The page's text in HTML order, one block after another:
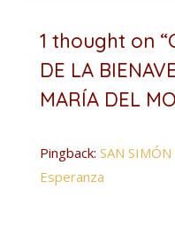
1 thought on
DE LA
MARÍA DEL
Pingback: SAN
Esperanza